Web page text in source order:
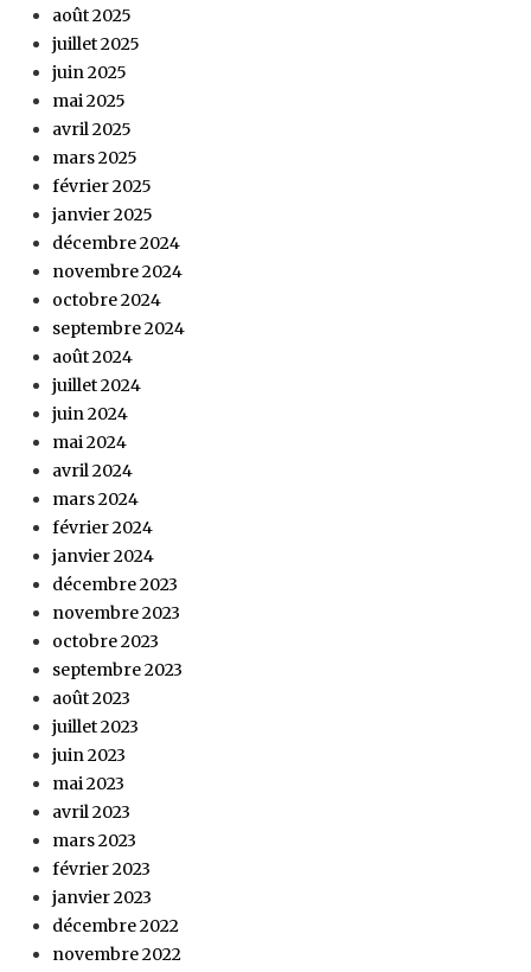
août 2025
juillet 2025
juin 2025
mai 2025
avril 2025
mars 2025
février 2025
janvier 2025
décembre 2024
novembre 2024
octobre 2024
septembre 2024
août 2024
juillet 2024
juin 2024
mai 2024
avril 2024
mars 2024
février 2024
janvier 2024
décembre 2023
novembre 2023
octobre 2023
septembre 2023
août 2023
juillet 2023
juin 2023
mai 2023
avril 2023
mars 2023
février 2023
janvier 2023
décembre 2022
novembre 2022